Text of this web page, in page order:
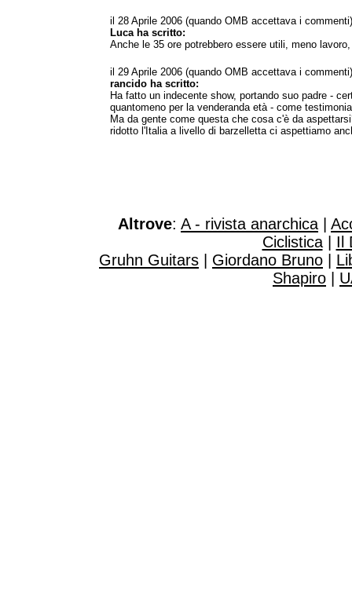
il 28 Aprile 2006 (quando OMB accettava i commenti)
Luca ha scritto:
Anche le 35 ore potrebbero essere utili, meno
il 29 Aprile 2006 (quando OMB accettava i commenti)
rancido ha scritto:
Ha fatto un indecente show, portando suo padre -
quantomeno per la venderanda età - come
Ma da gente come questa che cosa c'è da
ridotto l'Italia a livello di barzelletta ci aspettiamo
Altrove: A - rivista anarchica
Ciclistica| Il
Gruhn Guitars
Giordano Bruno
Shapiro